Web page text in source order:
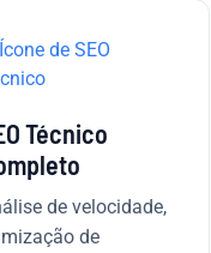
Técnico
de velocidade,
de